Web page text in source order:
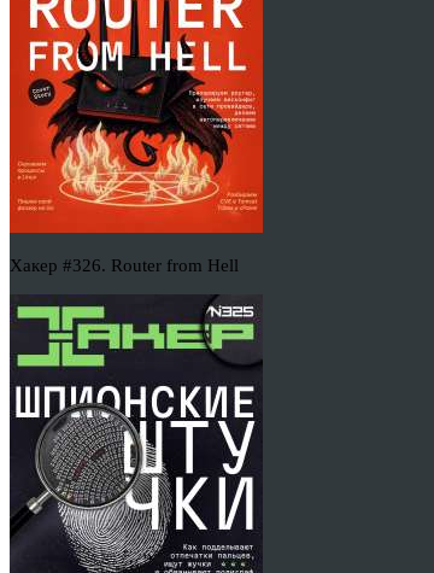
Хакер #326. Router from Hell